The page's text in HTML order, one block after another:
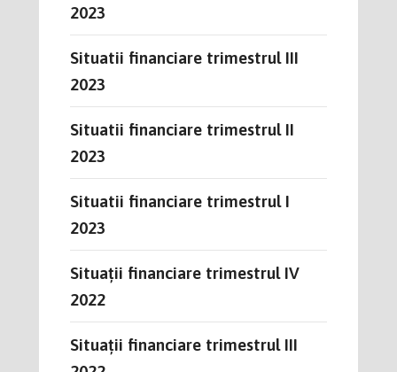
2023
Situatii financiare trimestrul III
2023
Situatii financiare trimestrul II
2023
Situatii financiare trimestrul I
2023
Situații financiare trimestrul IV
2022
Situații financiare trimestrul III